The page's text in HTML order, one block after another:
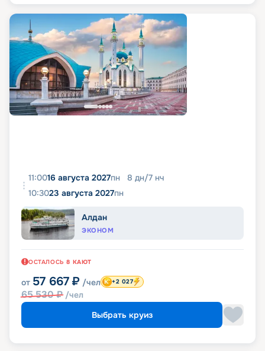
11:0016 августа 2027пн 8 дн/7 нч
10:3023 августа 2027пн
Алдан
ЭКОНОМ
ОСТАЛОСЬ 8 КАЮТ
от 57 667 ₽ /чел
65 530₽ /чел
+2 027
Выбрать круиз